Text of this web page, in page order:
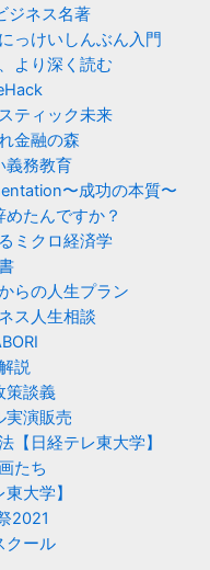
ジネス名著
っけいしんぶん入門
より深く読む
ティック未来
金融の森
義務教育
〜成功の本質〜
めたんですか？
ミクロ経済学
らの人生プラン
ス人生相談
説
策談義
実演販売
【日経テレ東大学】
たち
大学】
2021
クール